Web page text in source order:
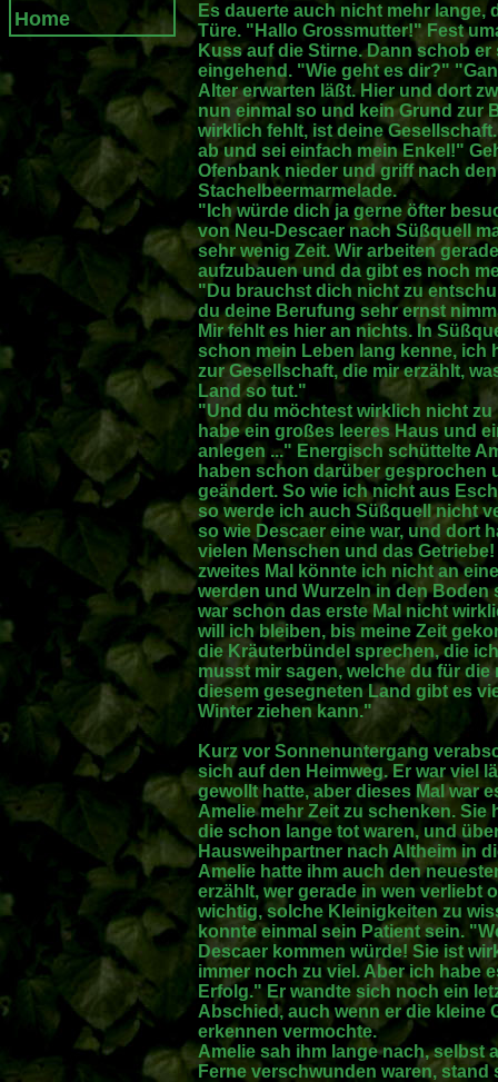
Home
Es dauerte auch nicht mehr lange,
Türe. "Hallo Grossmutter!" Fest
Kuss auf die Stirne. Dann schob
eingehend. "Wie geht es dir?"
Alter erwarten läßt. Hier und dort
nun einmal so und kein Grund zur
wirklich fehlt, ist deine
ab und sei einfach mein Enkel!"
Ofenbank nieder und griff nach
Stachelbeermarmelade.
"Ich würde dich ja gerne öfter
von Neu-Descaer nach Süßquell
sehr wenig Zeit. Wir arbeiten
aufzubauen und da gibt es noch
"Du brauchst dich nicht zu
du deine Berufung sehr ernst
Mir fehlt es hier an nichts. In
schon mein Leben lang kenne, ich
zur Gesellschaft, die mir erzählt,
Land so tut."
"Und du möchtest wirklich nicht zu
habe ein großes leeres Haus und
anlegen ..." Energisch schüttelte
haben schon darüber gesprochen
geändert. So wie ich nicht aus
so werde ich auch Süßquell nicht
so wie Descaer eine war, und dort
vielen Menschen und das
zweites Mal könnte ich nicht an
werden und Wurzeln in den Boden
war schon das erste Mal nicht
will ich bleiben, bis meine Zeit
die Kräuterbündel sprechen, die
musst mir sagen, welche du für
diesem gesegneten Land gibt es
Winter ziehen kann."
Kurz vor Sonnenuntergang
sich auf den Heimweg. Er war viel
gewollt hatte, aber dieses Mal war
Amelie mehr Zeit zu schenken.
die schon lange tot waren, und
Hausweihpartner nach Altheim in
Amelie hatte ihm auch den
erzählt, wer gerade in wen verliebt
wichtig, solche Kleinigkeiten zu
konnte einmal sein Patient sein.
Descaer kommen würde! Sie ist
immer noch zu viel. Aber ich habe
Erfolg." Er wandte sich noch ein
Abschied, auch wenn er die kleine
erkennen vermochte.
Amelie sah ihm lange nach, selbst
Ferne verschwunden waren, stand